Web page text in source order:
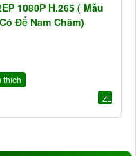
1080P H.265 ( Mẫu
Đế Nam Châm)
thích
ZL